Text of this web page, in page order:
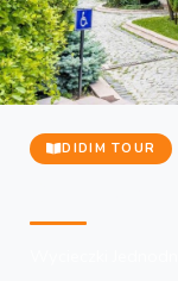
DIDIM TOUR